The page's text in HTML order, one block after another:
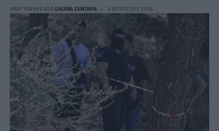
ΑΝΑΡΤΗΘΗΚΕ ΑΠΟ ΕΛΕΑΝΑ ΖΑΜΠΑΡΑ 8 ΑΥΓΟΎΣΤΟΥ 2026